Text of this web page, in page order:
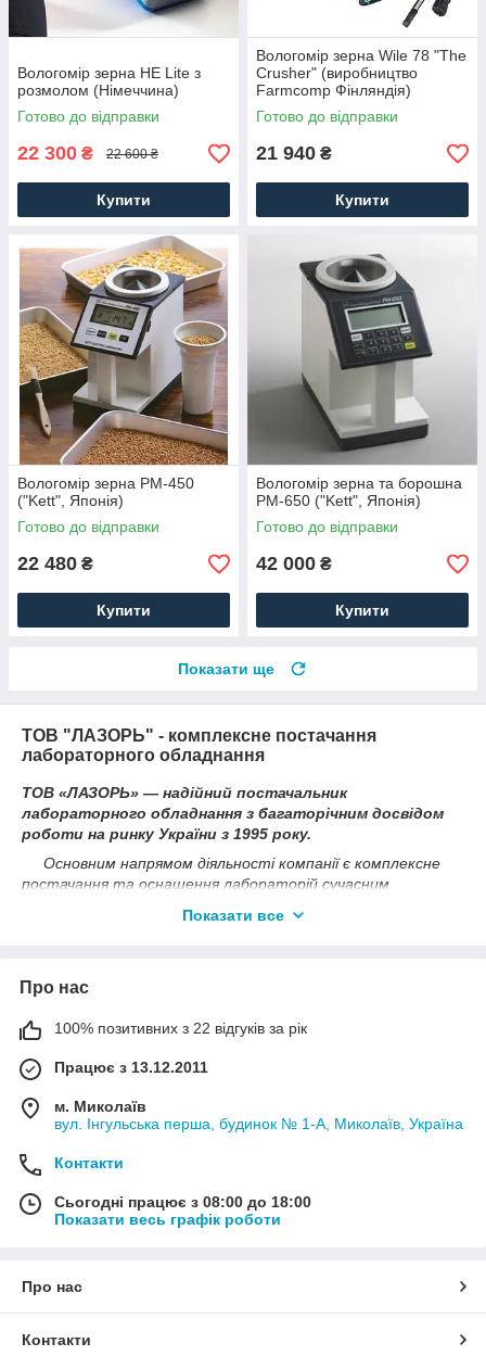
Вологомір зерна HE Lite з
розмолом (Німеччина)
Готово до відправки
22 300 ₴ 22 600 ₴
Купити
Вологомір зерна Wile 78 "The
Crusher" (виробництво
Farmcomp Фінляндія)
Готово до відправки
21 940 ₴
Купити
Вологомір зерна РМ-450
("Kett", Японія)
Готово до відправки
22 480 ₴
Купити
Вологомір зерна та борошна
РМ-650 ("Kett", Японія)
Готово до відправки
42 000 ₴
Купити
Показати ще
ТОВ "ЛАЗОРЬ" - комплексне постачання
лабораторного обладнання
ТОВ «ЛАЗОРЬ» — надійний постачальник
лабораторного обладнання з багаторічним досвідом
роботи на ринку України з 1995 року.
Основним напрямом діяльності компанії є комплексне
постачання та оснащення лабораторій сучасним
закордонного виробництва. Обладнання, яке ми
хлібопекарської, агропромислової, хімічної промисловості, а
лабораторіях.
Пропонуємо широкий асортимент обладнання для
лабораторій:
лабораторне та аналітичне обладнання;
ваговимірювальну техніку
вимірювачі вологості;
контрольно-вимірювальні прилади
хіміко-лабораторний посуд;
лабораторні меблі;
вимірювальний інструмент та ін.
Завдяки співпраці з провідними українськими та
Показати все
Про нас
100% позитивних з 22 відгуків за рік
Працює з 13.12.2011
м. Миколаїв
вул. Інгульська перша, будинок № 1-А, Миколаїв, Україна
Контакти
Сьогодні працює з 08:00 до 18:00
Показати весь графік роботи
Про нас
Контакти